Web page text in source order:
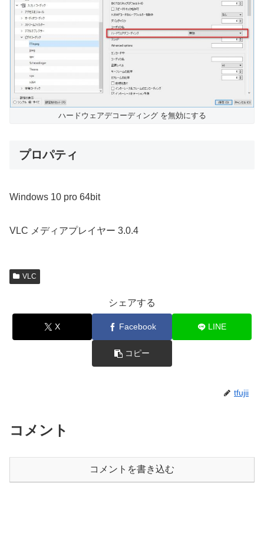
ハードウェアデコーディング を無効にする
プロパティ
Windows 10 pro 64bit
VLC メディアプレイヤー 3.0.4
VLC
シェアする
X Facebook LINE
コピー
tfujii
コメント
コメントを書き込む